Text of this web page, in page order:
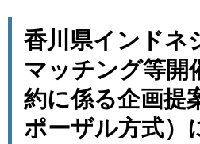
香川県インドネ
マッチング等開
約に係る企画提
ポーザル方式）